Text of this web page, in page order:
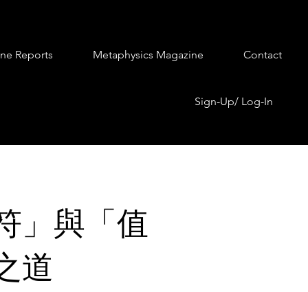
Reports Metaphysics Magazine Contact
Sign-Up/ Log-In
」與「值
道